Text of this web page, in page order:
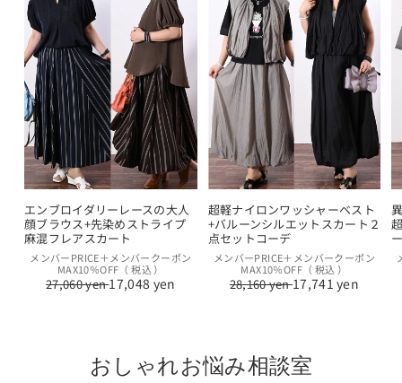
エンブロイダリーレースの大人
顔ブラウス+先染めストライプ
麻混フレアスカート
通
常
価
セ
ー
ル
メンバーPRICE＋メンバークーポン
MAX10％OFF（ 税込 ）
27,060 yen17,048 yen
超軽ナイロンワッシャーベスト
+バルーンシルエットスカート２
点セットコーデ
通
常
価
セ
ー
ル
メンバーPRICE＋メンバークーポン
MAX10％OFF（ 税込 ）
28,160 yen17,741 yen
おしゃれお悩み相談室